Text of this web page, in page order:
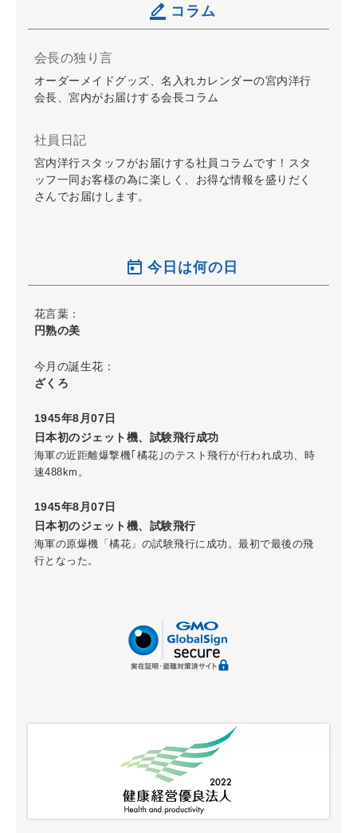
コラム
会長の独り言
オーダーメイドグッズ、名入れカレンダーの宮内洋行
会長、宮内がお届けする会長コラム
社員日記
宮内洋行スタッフがお届けする社員コラムです！スタ
ッフ一同お客様の為に楽しく、お得な情報を盛りだく
さんでお届けします。
今日は何の日
花言葉：
円熟の美
今月の誕生花：
ざくろ
1945年8月07日
日本初のジェット機、試験飛行成功
海軍の近距離爆撃機｢橘花｣のテスト飛行が行われ成功、時
速488km。
1945年8月07日
日本初のジェット機、試験飛行
海軍の原爆機「橘花」の試験飛行に成功。最初で最後の飛
行となった。